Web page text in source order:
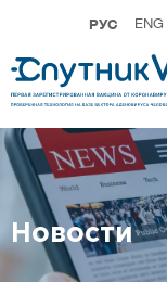
РУС ENG
Новости